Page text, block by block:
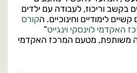
וריכוז, לעבודה עם ילדים
לימודיים וחינוכיים. ה קורס
לוינסקי וינגייט”
משותפת, מטעם המרכז האקדמי